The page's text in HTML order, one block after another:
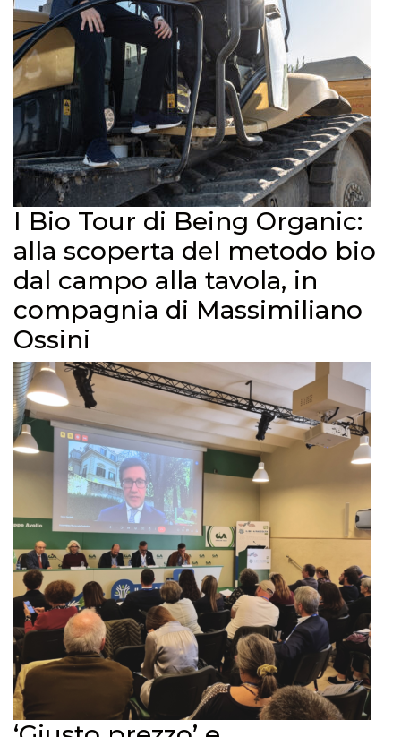
I Bio Tour di Being Organic:
alla scoperta del metodo bio
dal campo alla tavola, in
compagnia di Massimiliano
Ossini